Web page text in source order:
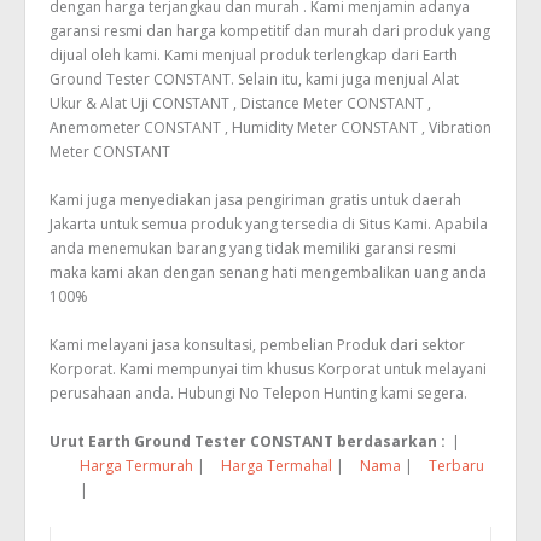
dengan harga terjangkau dan murah . Kami menjamin adanya
garansi resmi dan harga kompetitif dan murah dari produk yang
dijual oleh kami. Kami menjual produk terlengkap dari Earth
Ground Tester CONSTANT. Selain itu, kami juga menjual Alat
Ukur & Alat Uji CONSTANT , Distance Meter CONSTANT ,
Anemometer CONSTANT , Humidity Meter CONSTANT , Vibration
Meter CONSTANT
Kami juga menyediakan jasa pengiriman gratis untuk daerah
Jakarta untuk semua produk yang tersedia di Situs Kami. Apabila
anda menemukan barang yang tidak memiliki garansi resmi
maka kami akan dengan senang hati mengembalikan uang anda
100%
Kami melayani jasa konsultasi, pembelian Produk dari sektor
Korporat. Kami mempunyai tim khusus Korporat untuk melayani
perusahaan anda. Hubungi No Telepon Hunting kami segera.
Urut Earth Ground Tester CONSTANT berdasarkan : |
Harga Termurah | Harga Termahal | Nama |
Terbaru
|